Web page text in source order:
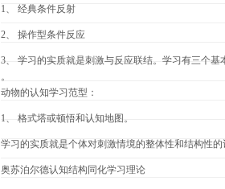
1、 经典条件反射
2、 操作型条件反应
3、 学习的实质就是刺激与反应联结。学习有三个
。
动物的认知学习范型：
1、 格式塔或顿悟和认知地图。
学习的实质就是个体对刺激情境的整体性和结构性的
奥苏泊尔德认知结构同化学习理论